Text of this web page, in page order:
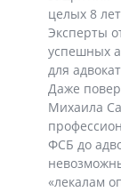
целых 8
Эксперты
успешных
для
Даже
Михаила
ФСБ до
«лекалам